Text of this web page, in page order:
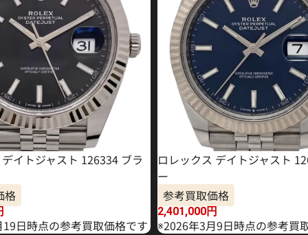
イトジャスト 126334 ブラ
格
日時点の参考買取価格です
ロレックス デイトジャスト
ー
参考買取価格
2,401,000円
※2026年3月9日時点の参考買